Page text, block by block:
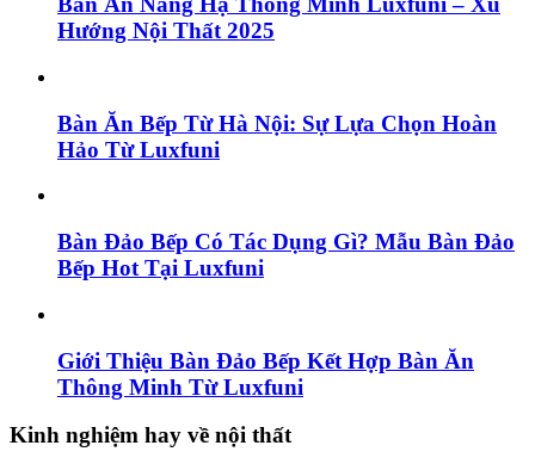
Hướng Nội Thất 2025
Bàn Ăn Bếp Từ Hà Nội: Sự Lựa Chọn Hoàn
Hảo Từ Luxfuni
Bàn Đảo Bếp Có Tác Dụng Gì? Mẫu Bàn Đảo
Bếp Hot Tại Luxfuni
Giới Thiệu Bàn Đảo Bếp Kết Hợp Bàn Ăn
Thông Minh Từ Luxfuni
Kinh nghiệm hay về nội thất